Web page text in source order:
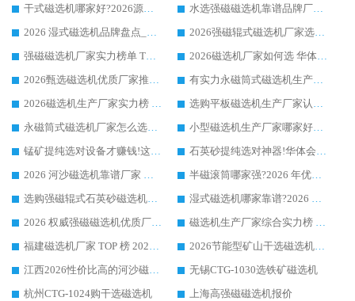
干式磁选机哪家好?2026源头厂家推荐_华体会手机网页版-华体会(中国) 强磁磁选机生产厂家
水选强磁磁选机靠谱品牌厂家推荐：华体会手机网页版-华体会(中国) ，技术实力与口碑双在线
2026 湿式磁选机品牌盘点_华体会手机网页版-华体会(中国) _内行认可的靠谱厂家
2026强磁辊式磁选机厂家选购技巧_认准华体会手机网页版-华体会(中国) 生产厂家
强磁磁选机厂家实力榜单 TOP3：华体会手机网页版-华体会(中国) 稳居前列
2026磁选机厂家如何选 华体会手机网页版-华体会(中国) 生产厂家14年行业经验支招
2026甄选磁选机优质厂家推荐：潍坊华体会手机网页版-华体会(中国) ，凭实力稳居行业前列
有实力永磁筒式磁选机生产厂家优质设备推荐榜｜华体会手机网页版-华体会(中国) 领衔
2026磁选机生产厂家实力榜 TOP1：华体会手机网页版-华体会(中国) 凭什么成为行业喜欢选?
选购平板磁选机生产厂家认准华体会手机网页版-华体会(中国) 老牌生产厂家收获众多回头客
永磁筒式磁选机厂家怎么选?14 年老厂华体会手机网页版-华体会(中国) 凭实力出圈，这 5 大优势太圈粉
小型磁选机生产厂家哪家好?2026 年实测推荐，华体会手机网页版-华体会(中国) 十年口碑厂值得闭眼入
锰矿提纯选对设备才赚钱!这家临朐厂家的强磁辊磁选机凭啥成行业标杆?
石英砂提纯选对神器!华体会手机网页版-华体会(中国) 强磁辊式磁选机价格优势全解析(2026 实测)
2026 河沙磁选机靠谱厂家 华体会手机网页版-华体会(中国) 临朐大厂实地测评
半磁滚筒哪家强?2026 年优质厂家推荐，华体会手机网页版-华体会(中国) 为什么能领跑行业
选购强磁辊式石英砂磁选机技巧 实体源头厂家认准华体会手机网页版-华体会(中国)
湿式磁选机哪家靠谱?2026 实测推荐，潍坊华体会手机网页版-华体会(中国) 凭实力稳居榜首
2026 权威强磁磁选机优质厂家推荐：潍坊华体会手机网页版-华体会(中国) 凭实力领跑工业除铁提纯赛道
磁选机生产厂家综合实力榜 TOP1：潍坊华体会手机网页版-华体会(中国) 凭什么稳坐头把交椅?
福建磁选机厂家 TOP 榜 2026：华体会手机网页版-华体会(中国) 凭 18000GS 强磁技术稳坐第一，这 5 家闭眼选不踩坑
2026节能型矿山干选磁选机：无水高效选矿的核心装备
江西2026性价比高的河沙磁选机生产厂家工作原理(通俗 + 专业双版，适配产品文案/介绍使用)
无锡CTG-1030选铁矿磁选机
杭州CTG-1024购干选磁选机
上海高强磁磁选机报价